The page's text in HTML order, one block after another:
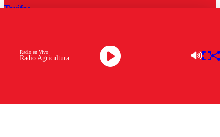
Radio Agricultura
Radio en Vivo
Tarifas
Descarga la APP